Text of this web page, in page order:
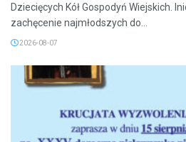
Dziecięcych Kół Gospodyń Wiejskich.
zachęcenie najmłodszych do...
2026-08-07